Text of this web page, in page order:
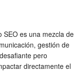
SEO es una mezcla de
gestión de
pero
directamente el